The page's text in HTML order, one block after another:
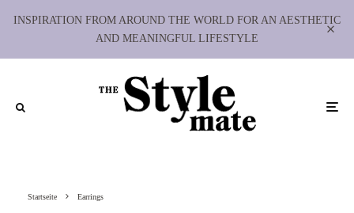
INSPIRATION FROM AROUND THE WORLD FOR AN AESTHETIC
AND MEANINGFUL LIFESTYLE
Startseite Earrings